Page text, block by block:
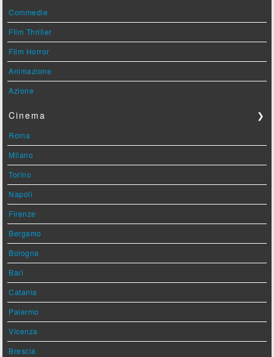
Commedie
Film Thriller
Film Horror
Animazione
Azione
Cinema ❯
Roma
Milano
Torino
Napoli
Firenze
Bergamo
Bologna
Bari
Catania
Palermo
Vicenza
Brescia